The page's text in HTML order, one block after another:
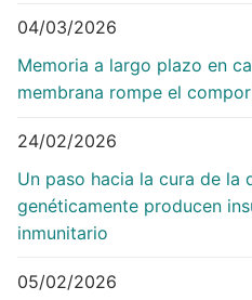
04/03/2026
Memoria a largo plazo en
membrana rompe el
24/02/2026
Un paso hacia la cura de la
genéticamente producen
inmunitario
05/02/2026